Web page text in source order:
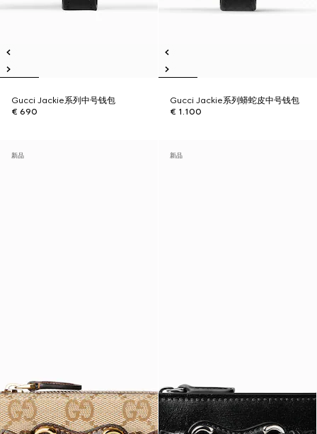
Gucci Jackie系列中号钱包
€ 690
Gucci Jackie系列蟒蛇皮中号钱包
€ 1.100
新品 新品